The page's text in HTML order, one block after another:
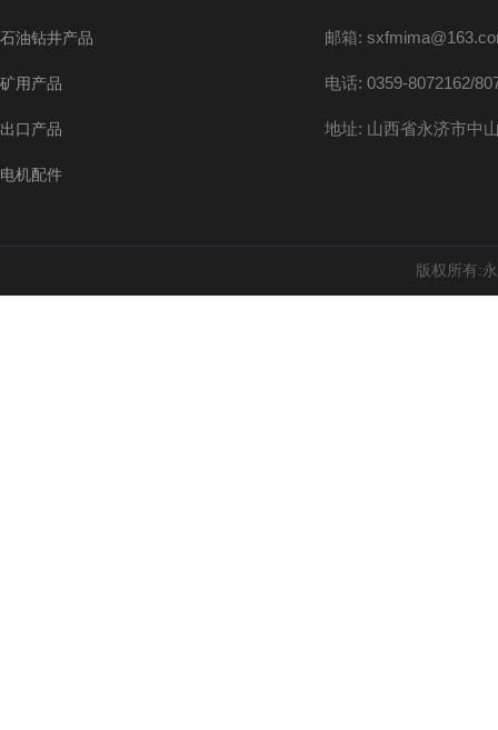
石油钻井产品
矿用产品
出口产品
电机配件
邮箱:
电话: 0359-8072162/
地址: 山西省永济市中
版权所有: